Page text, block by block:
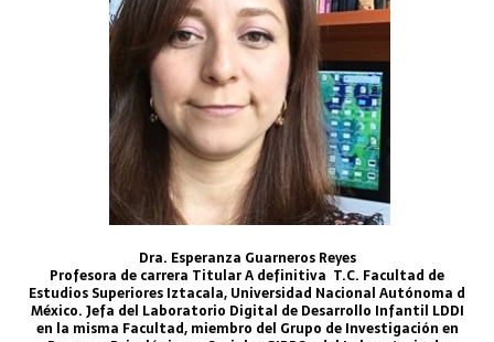
Dra. Esperanza Guarneros Reyes
Profesora de carrera Titular A definitiva T.C. Facultad de
Estudios Superiores Iztacala, Universidad Nacional Autónoma d
México. Jefa del Laboratorio Digital de Desarrollo Infantil LDDI
en la misma Facultad, miembro del Grupo de Investigación en